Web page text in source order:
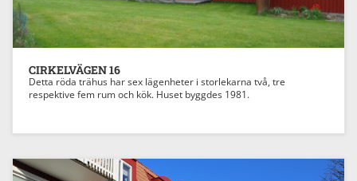
CIRKELVÄGEN 16
Detta röda trähus har sex lägenheter i storlekarna två, tre
respektive fem rum och kök. Huset byggdes 1981.